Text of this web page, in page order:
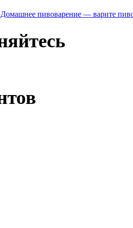
Домашнее пивоварение — варите